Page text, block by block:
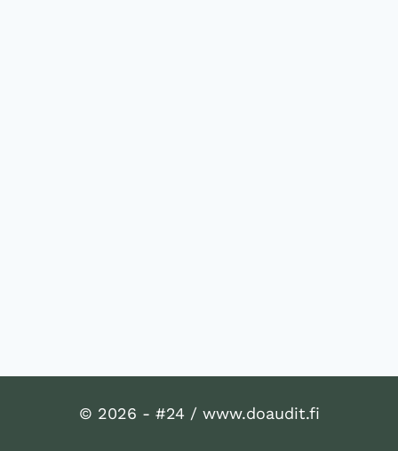
© 2026 - #24 / www.doaudit.fi